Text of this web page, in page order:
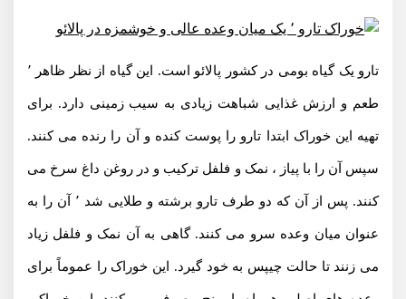
تارو یک گیاه بومی در کشور پالائو است. این گیاه از نظر ظاهر ٬
طعم و ارزش غذایی شباهت زیادی به سیب زمینی دارد. برای
تهیه این خوراک ابتدا تارو را پوست کنده و آن را رنده می کنند.
سپس آن را با پیاز ، نمک و فلفل ترکیب و در روغن داغ سرخ می
کنند. پس از آن که دو طرف تارو برشته و طلایی شد ٬ آن را به
عنوان میان وعده سرو می کنند. گاهی به آن نمک و فلفل زیاد
می زنند تا حالت چیپس به خود گیرد. این خوراک را عموماً برای